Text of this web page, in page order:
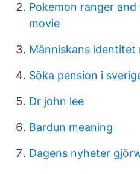
Pokemon ranger
movie
Människans identitet
Söka pension i
Dr john lee
Bardun meaning
Dagens nyheter